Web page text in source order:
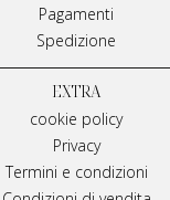
Pagamenti
Spedizione
EXTRA
cookie policy
Privacy
Termini e condizioni